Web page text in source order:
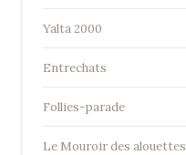
Yalta 2000
Entrechats
Follies-parade
Le Mouroir des alouettes